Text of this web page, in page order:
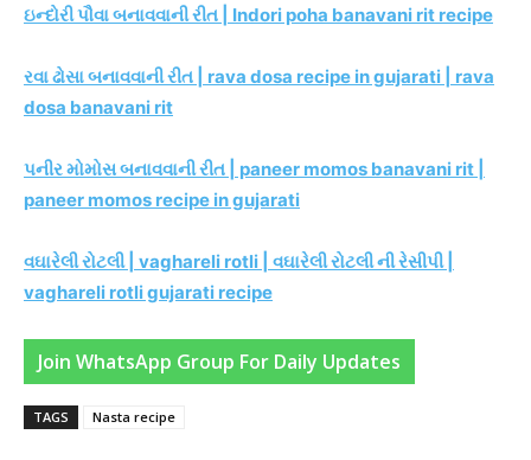
ઇન્દોરી પૌવા બનાવવાની રીત | Indori poha banavani rit recipe
રવા ઢોસા બનાવવાની રીત | rava dosa recipe in gujarati | rava
dosa banavani rit
પનીર મોમોસ બનાવવાની રીત | paneer momos banavani rit |
paneer momos recipe in gujarati
વઘારેલી રોટલી | vaghareli rotli | વઘારેલી રોટલી ની રેસીપી |
vaghareli rotli gujarati recipe
Join WhatsApp Group For Daily Updates
TAGS Nasta recipe